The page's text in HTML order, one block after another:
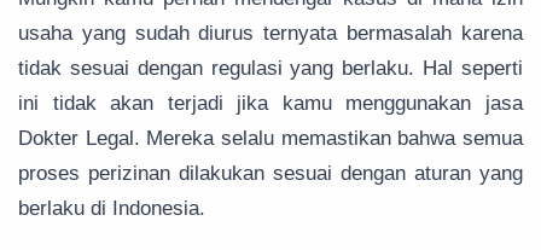
usaha yang sudah diurus ternyata bermasalah karena
tidak sesuai dengan regulasi yang berlaku. Hal seperti
ini tidak akan terjadi jika kamu menggunakan jasa
Dokter Legal. Mereka selalu memastikan bahwa semua
proses perizinan dilakukan sesuai dengan aturan yang
berlaku di Indonesia.